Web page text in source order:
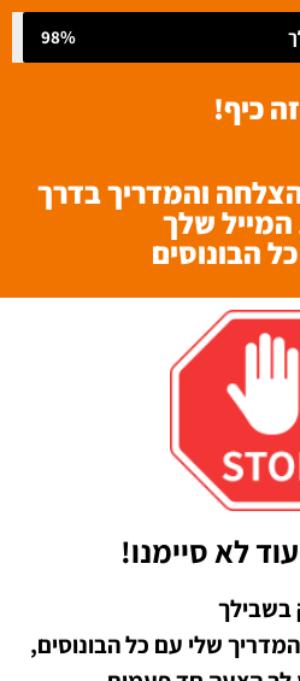
98%
כיף!
והמדריך בדרך
שלך
הבונוסים
לא סיימנו!
בשבילך
שלי עם כל הבונוסים,